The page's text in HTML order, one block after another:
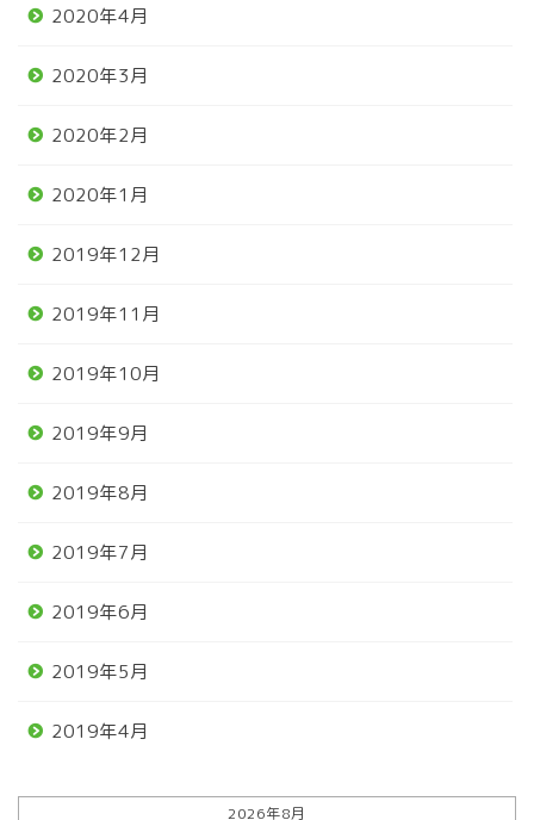
2020年4月
2020年3月
2020年2月
2020年1月
2019年12月
2019年11月
2019年10月
2019年9月
2019年8月
2019年7月
2019年6月
2019年5月
2019年4月
2026年8月